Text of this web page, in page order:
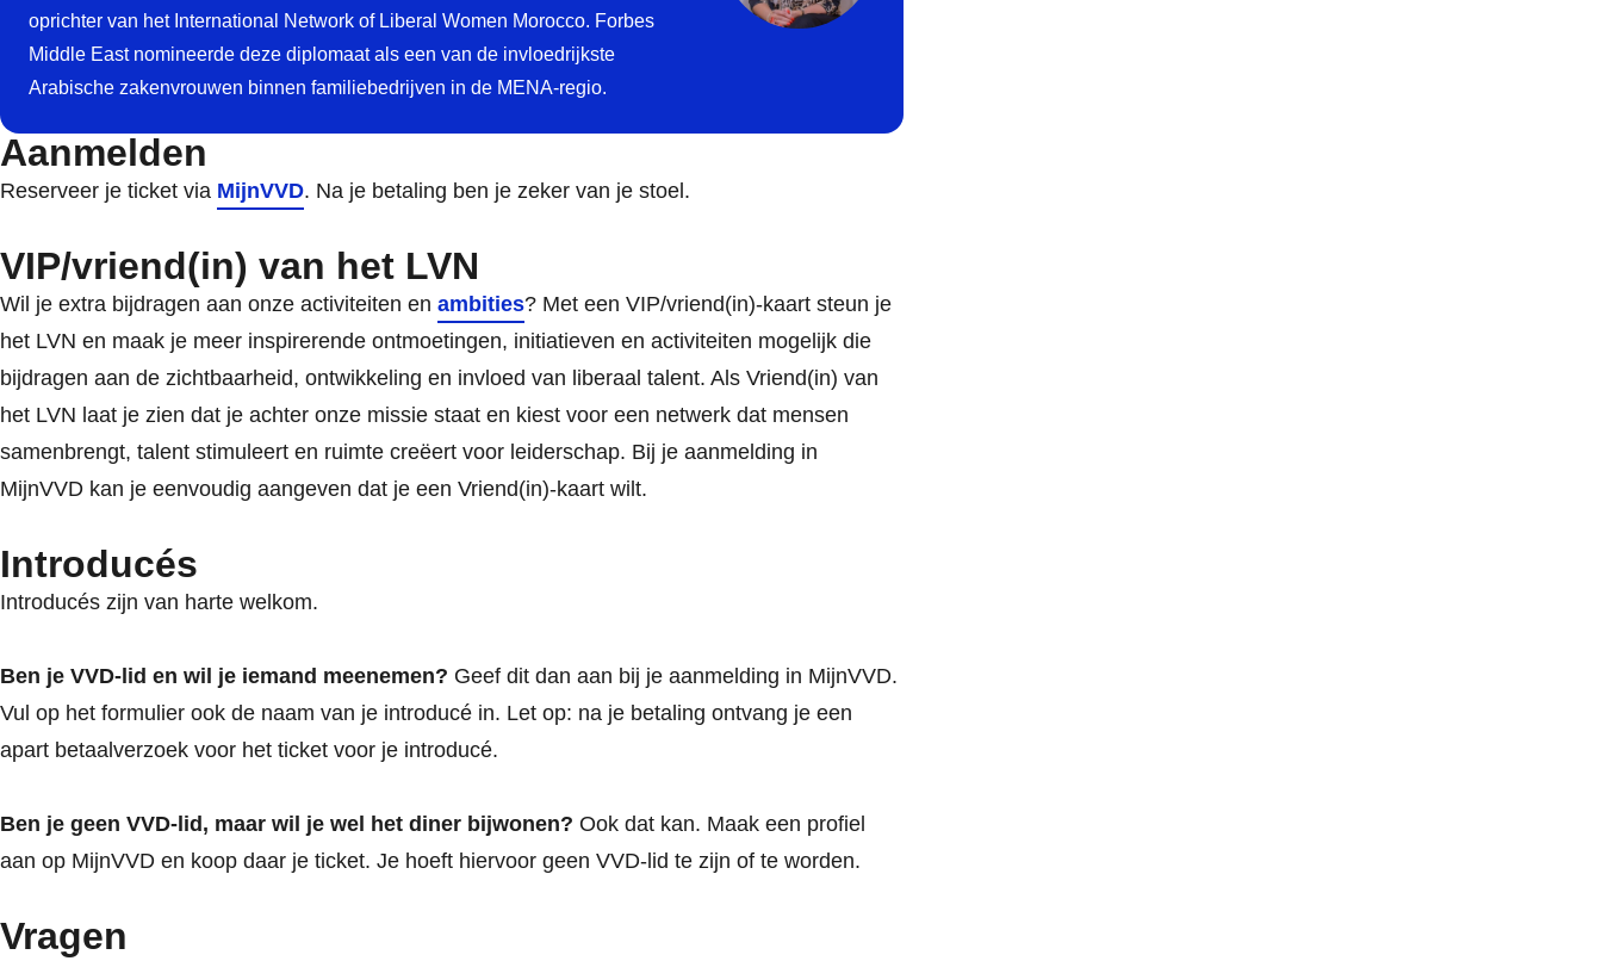
oprichter van het International Network of Liberal Women Morocco. Forbes
Middle East nomineerde deze diplomaat als een van de invloedrijkste
Arabische zakenvrouwen binnen familiebedrijven in de MENA-regio.
Aanmelden
Reserveer je ticket via MijnVVD. Na je betaling ben je zeker van je stoel.
VIP/vriend(in) van het LVN
Wil je extra bijdragen aan onze activiteiten en ambities? Met een VIP/vriend(in)-kaart steun je
het LVN en maak je meer inspirerende ontmoetingen, initiatieven en activiteiten mogelijk die
bijdragen aan de zichtbaarheid, ontwikkeling en invloed van liberaal talent. Als Vriend(in) van
het LVN laat je zien dat je achter onze missie staat en kiest voor een netwerk dat mensen
samenbrengt, talent stimuleert en ruimte creëert voor leiderschap. Bij je aanmelding in
MijnVVD kan je eenvoudig aangeven dat je een Vriend(in)-kaart wilt.
Introducés
Introducés zijn van harte welkom.
Ben je VVD-lid en wil je iemand meenemen? Geef dit dan aan bij je aanmelding in MijnVVD.
Vul op het formulier ook de naam van je introducé in. Let op: na je betaling ontvang je een
apart betaalverzoek voor het ticket voor je introducé.
Ben je geen VVD-lid, maar wil je wel het diner bijwonen? Ook dat kan. Maak een profiel
aan op MijnVVD en koop daar je ticket. Je hoeft hiervoor geen VVD-lid te zijn of te worden.
Vragen